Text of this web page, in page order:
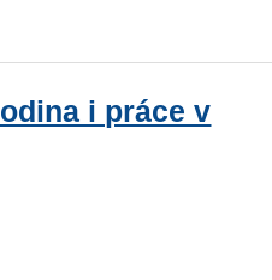
i práce v